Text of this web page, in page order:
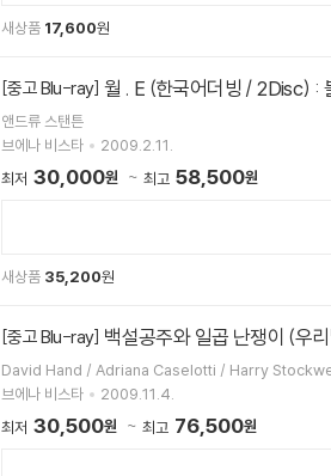
새상품 17,600원
[중고 Blu-ray] 월 . E (한국어더빙 / 2Disc) :
앤드류 스탠튼
브에나 비스타
2009.2.11.
최저 30,000원 최고 58,500원
새상품 35,200원
[중고 Blu-ray] 백설공주와 일곱 난쟁이 (우
브에나 비스타
2009.11.4.
최저 30,500원 최고 76,500원